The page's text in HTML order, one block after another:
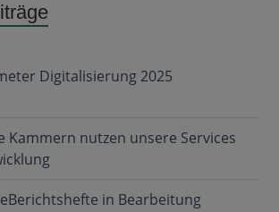
Digitalisierung 2025
Kammern nutzen unsere Services
in Bearbeitung